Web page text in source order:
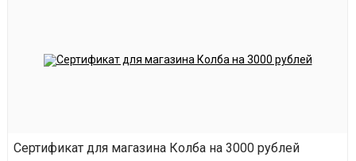
Сертификат для магазина Колба на 3000 рублей